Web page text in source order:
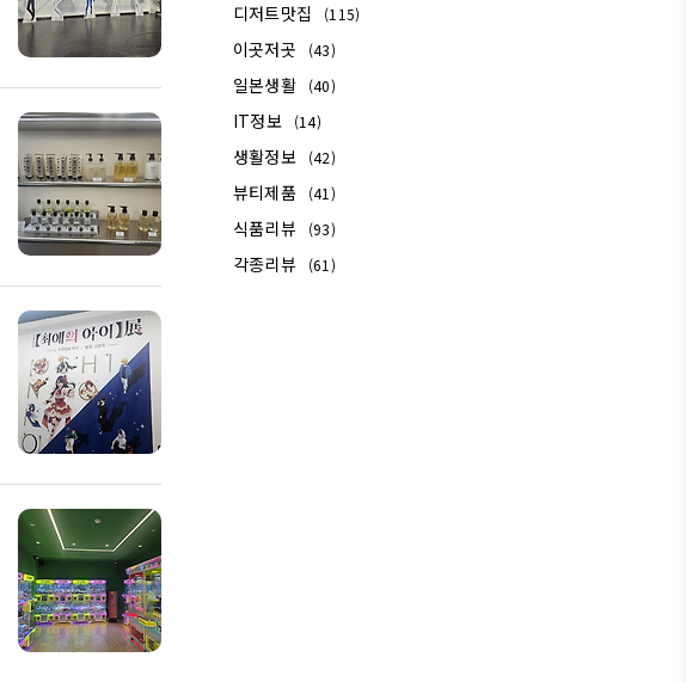
디저트맛집 (115)
이곳저곳 (43)
일본생활 (40)
IT정보 (14)
생활정보 (42)
뷰티제품 (41)
식품리뷰 (93)
각종리뷰 (61)